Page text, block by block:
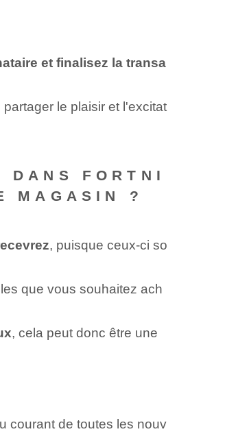
et finalisez la transa
partager le plaisir et l'excitat
DANS FORTNI
MAGASIN ?
, puisque ceux-ci so
que vous souhaitez ach
, cela peut donc être une
courant de toutes les nouv